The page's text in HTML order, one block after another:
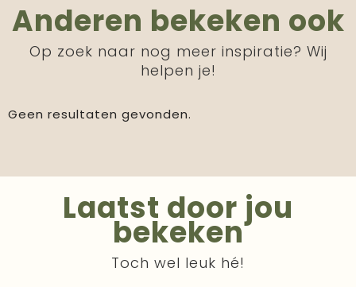
Anderen bekeken ook
Op zoek naar nog meer inspiratie? Wij
helpen je!
Geen resultaten gevonden.
Laatst door jou
bekeken
Toch wel leuk hé!